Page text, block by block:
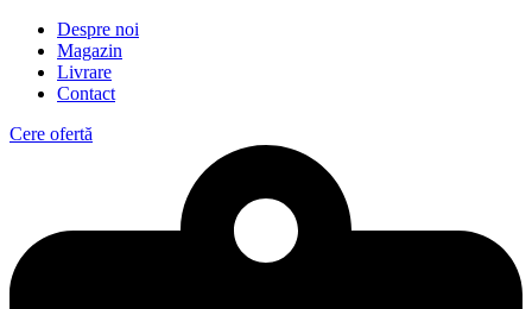
Despre noi
Magazin
Livrare
Contact
Cere ofertă